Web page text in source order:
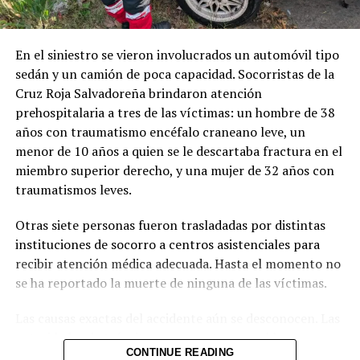
Honduras, $4.47 en Nicaragua, $4.21 en Costa Rica y
$4.58 en Panamá.
Estos datos confirman que, incluso con ajustes al alza, el
país mantiene los precios más competitivos de la
región, en parte debido a medidas de estabilización y a la
estructura de costos locales.
La DGEHM indicó que continuará con inspecciones en
estaciones de servicio para garantizar la calidad y
cantidad del combustible, al tiempo que monitorea el
es que los salvadoreños obtengan los máximos
beneficios por su compra», señaló la institución.
De mantenerse las tensiones geopolíticas y las
obstante, por ahora, El Salvador conserva una posición
En el siniestro se vieron involucrados un automóvil tipo
sedán y un camión de poca capacidad. Socorristas de la
Cruz Roja Salvadoreña brindaron atención
prehospitalaria a tres de las víctimas: un hombre de 38
años con traumatismo encéfalo craneano leve, un
menor de 10 años a quien se le descartaba fractura en el
miembro superior derecho, y una mujer de 32 años con
traumatismos leves.
Otras siete personas fueron trasladadas por distintas
instituciones de socorro a centros asistenciales para
recibir atención médica adecuada. Hasta el momento no
se ha reportado la muerte de ninguna de las víctimas.
autoridades de tránsito se encuentran en el lugar
CONTINUE READING